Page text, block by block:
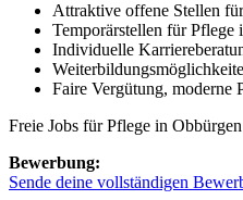
Attraktive offene Stellen
Temporärstellen für
Individuelle
Faire Vergütung, moderne
Freie Jobs für Pflege in
Bewerbung:
Sende deine vollständigen